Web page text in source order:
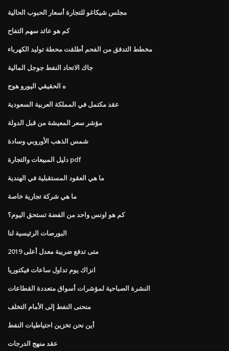
مجلس شيكاغو للتجارة أسعار الحبوب الحالية
كم هو عائد سهم التفاح
مخطط التدفق من الفحم أطلقت محطة توليد الكهرباء
جاك الاتحاد النفط جوجل المالية
ه الحقيقي اليورو هوج
عقد مكتمل في المملكة العربية السعودية
مؤشر سعر المعيشة من قبل الدولة
شمس الذهب الأوروبي وسادة
دليل المبيعات والتجارة pdf
ما هي العقود المستقبلية في الهندية
ما هي شركة تجارية خاصة
كم هو اونس واحد من الفضة تستحق اليوم؟
البورصات الرئيسية لنا
متى تدفع ضريبة معدل أعلى 2019
انزاك يوم تداول ساعات فيكتوريا
النشرة الصباحية لمؤشرات أسواق متعددة القطاعات
منحنى النفط إلى الأمام التخلف
أين نحن تخزين احتياطيات النفط
عقد منهج الدرجات